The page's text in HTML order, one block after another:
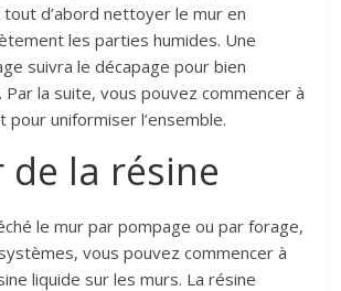
tout d’abord nettoyer le mur en
les parties humides. Une
suivra le décapage pour bien
Par la suite, vous pouvez commencer à
pour uniformiser l’ensemble.
de la résine
le mur par pompage ou par forage,
vous pouvez commencer à
liquide sur les murs. La résine